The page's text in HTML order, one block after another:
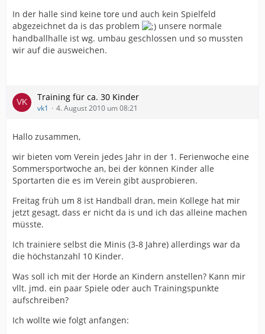
In der halle sind keine tore und auch kein Spielfeld
abgezeichnet da is das problem
unsere normale
handballhalle ist wg. umbau geschlossen und so mussten
wir auf die ausweichen.
Training für ca. 30 Kinder
vk1 4. August 2010 um 08:21
Hallo zusammen,
wir bieten vom Verein jedes Jahr in der 1. Ferienwoche eine
Sommersportwoche an, bei der können Kinder alle
Sportarten die es im Verein gibt ausprobieren.
Freitag früh um 8 ist Handball dran, mein Kollege hat mir
jetzt gesagt, dass er nicht da is und ich das alleine machen
müsste.
Ich trainiere selbst die Minis (3-8 Jahre) allerdings war da
die höchstanzahl 10 Kinder.
Was soll ich mit der Horde an Kindern anstellen? Kann mir
vllt. jmd. ein paar Spiele oder auch Trainingspunkte
aufschreiben?
Ich wollte wie folgt anfangen: